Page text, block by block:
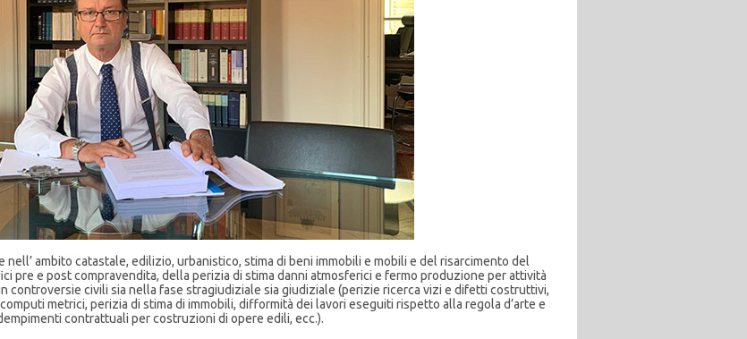
ambito catastale, edilizio, urbanistico, stima di beni immobili e mobili e del risarcimento del
pre e post compravendita, della perizia di stima danni atmosferici e fermo produzione per attività
controversie civili sia nella fase stragiudiziale sia giudiziale (perizie ricerca vizi e difetti costruttivi,
metrici, perizia di stima di immobili, difformità dei lavori eseguiti rispetto alla regola d’arte e
contrattuali per costruzioni di opere edili, ecc.).